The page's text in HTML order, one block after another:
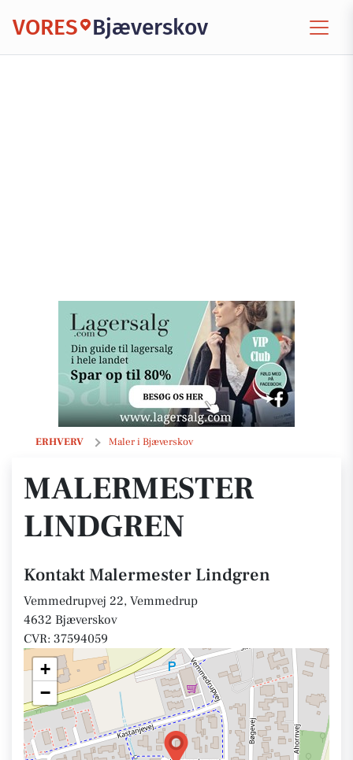
VORES Bjæverskov
ERHVERV Maler i Bjæverskov
Malermester Lindgren
MALERMESTER
LINDGREN
Kontakt Malermester Lindgren
Vemmedrupvej 22, Vemmedrup
4632 Bjæverskov
CVR: 37594059
+
−